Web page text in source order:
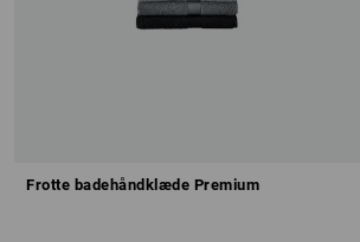
Frotte badehåndklæde Premium